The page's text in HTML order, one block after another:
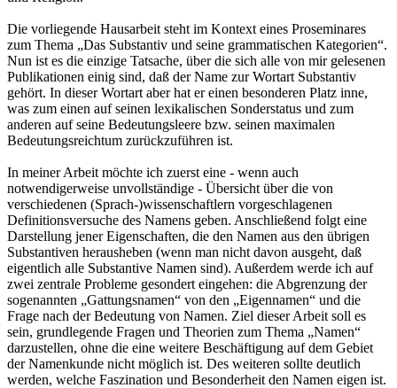
Die vorliegende Hausarbeit steht im Kontext eines Proseminares
zum Thema „Das Substantiv und seine grammatischen Kategorien“.
Nun ist es die einzige Tatsache, über die sich alle von mir gelesenen
Publikationen einig sind, daß der Name zur Wortart Substantiv
gehört. In dieser Wortart aber hat er einen besonderen Platz inne,
was zum einen auf seinen lexikalischen Sonderstatus und zum
anderen auf seine Bedeutungsleere bzw. seinen maximalen
Bedeutungsreichtum zurückzuführen ist.
In meiner Arbeit möchte ich zuerst eine - wenn auch
notwendigerweise unvollständige - Übersicht über die von
verschiedenen (Sprach-)wissenschaftlern vorgeschlagenen
Definitionsversuche des Namens geben. Anschließend folgt eine
Darstellung jener Eigenschaften, die den Namen aus den übrigen
Substantiven herausheben (wenn man nicht davon ausgeht, daß
eigentlich alle Substantive Namen sind). Außerdem werde ich auf
zwei zentrale Probleme gesondert eingehen: die Abgrenzung der
sogenannten „Gattungsnamen“ von den „Eigennamen“ und die
Frage nach der Bedeutung von Namen. Ziel dieser Arbeit soll es
sein, grundlegende Fragen und Theorien zum Thema „Namen“
darzustellen, ohne die eine weitere Beschäftigung auf dem Gebiet
der Namenkunde nicht möglich ist. Des weiteren sollte deutlich
werden, welche Faszination und Besonderheit den Namen eigen ist.